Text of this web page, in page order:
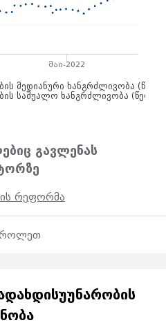
მედიანური ხანგრძლივობა (წე…
საშუალო ხანგრძლივობა (წელ…
მაი-2022
გავლენას
რეფორმა